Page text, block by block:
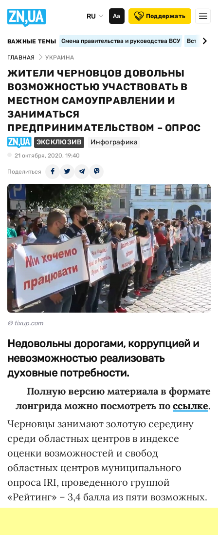
RU Аа Поддержать
ВАЖНЫЕ ТЕМЫ Смена правительства и руководства ВСУ
ГЛАВНАЯ УКРАИНА
ЖИТЕЛИ ЧЕРНОВЦОВ ДОВОЛЬНЫ
ВОЗМОЖНОСТЬЮ УЧАСТВОВАТЬ В
МЕСТНОМ САМОУПРАВЛЕНИИ И
ЗАНИМАТЬСЯ
ПРЕДПРИНИМАТЕЛЬСТВОМ – ОПРОС
ЭКСКЛЮЗИВ Инфографика
21 октября, 2020, 19:40
Поделиться
© tixup.com
Недовольны дорогами, коррупцией и
невозможностью реализовать
духовные потребности.
Полную версию материала в формате
лонгрида можно посмотреть по ссылке.
Черновцы занимают золотую середину
среди областных центров в индексе
оценки возможностей и свобод
областных центров муниципального
опроса IRI, проведенного группой
«Рейтинг» – 3,4 балла из пяти возможных.